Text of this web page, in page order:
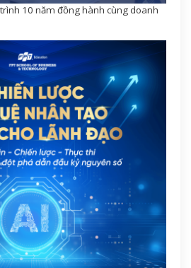
10 năm đồng hành cùng doanh